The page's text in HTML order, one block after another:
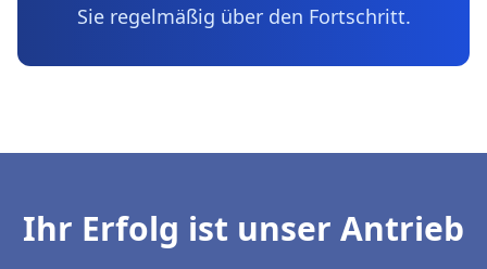
Sie regelmäßig über den Fortschritt.
Ihr Erfolg ist unser Antrieb